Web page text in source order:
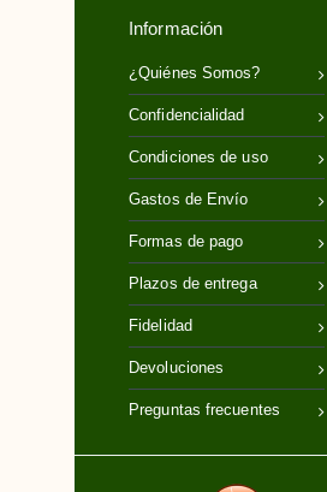
Información
¿Quiénes Somos?
Confidencialidad
Condiciones de uso
Gastos de Envío
Formas de pago
Plazos de entrega
Fidelidad
Devoluciones
Preguntas frecuentes